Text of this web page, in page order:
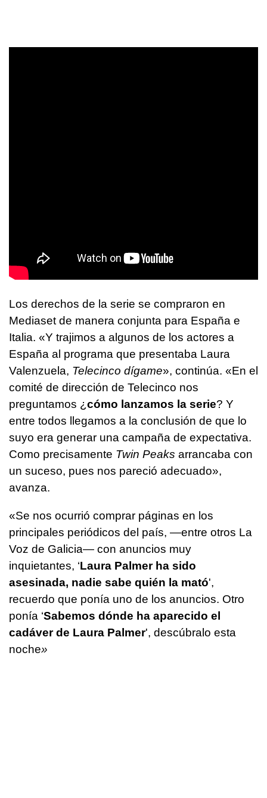
Los derechos de la serie se compraron en
Mediaset de manera conjunta para España e
Italia. «Y trajimos a algunos de los actores a
España al programa que presentaba Laura
Valenzuela, Telecinco dígame», continúa. «En el
comité de dirección de Telecinco nos
preguntamos ¿cómo lanzamos la serie? Y
entre todos llegamos a la conclusión de que lo
suyo era generar una campaña de expectativa.
Como precisamente Twin Peaks arrancaba con
un suceso, pues nos pareció adecuado»,
avanza.
«Se nos ocurrió comprar páginas en los
principales periódicos del país, —entre otros La
Voz de Galicia— con anuncios muy
inquietantes, ‘Laura Palmer ha sido
asesinada, nadie sabe quién la mató',
recuerdo que ponía uno de los anuncios. Otro
ponía ‘Sabemos dónde ha aparecido el
cadáver de Laura Palmer', descúbralo esta
noche»